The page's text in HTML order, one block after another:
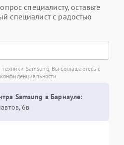
специалисту, оставьте
специалист с радостью
Samsung, Вы соглашаетесь с
Samsung в Барнауле:
6в